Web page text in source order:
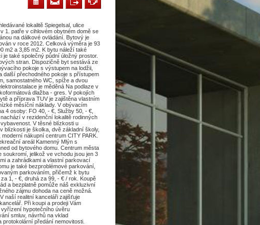
lokalitě Spiegelsal, ulice
1. patře v cihlovém obytném domě se
na dálkové ovládání. Bytový je
v roce 2012. Celková výměra je 93
m2 a 3,85 m2. K bytu náleží také
také společný půdní úložný prostor.
stran. Dispozičně byt sestává ze
pokoje s výstupem na lodžii,
další přechodného pokoje s přístupem
samostatného WC, spíže a dvou
je měděná Na podlaze v
dlažba - gres. V pokojích
a příprava TUV je zajištěna vlastním
měsíční náklady. V obývacím
4 osoby: FO 40, - €, Služby 50, - €,
v rezidenční lokalitě rodinných
V těsné blízkosti u
blízkosti je školka, dvě základní školy,
nákupní centrum CITY PARK.
areál Kamenný Mlýn s
od bytového domu. Centrum města
soukromí, jelikož ve vchodu jsou jen 3
a zahrádkami a vlastní parkovací
je také bezproblémové parkování,
parkováním, přičemž k bytu
1, - €, druhá za 99, - € / rok. Koupě
a bezplatně pomůže náš exkluzivní
zájmu dohoda na ceně možná.
naší realitní kanceláři zajišťuje
Při koupi a prodeji Vám
hypotečního úvěru
smluv, návrhů na vklad
předání nemovitosti.